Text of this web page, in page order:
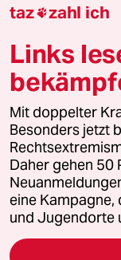
Downloads für
© 2026 taz
Alle Rechte
wenden Sie sich bitte an
Feedback
Leitlinie
Seitenwende
taz zahl ich
Links
Mit doppelter
Besonders jetzt
Daher gehen 50
eine Kampagne,
und Jugendorte